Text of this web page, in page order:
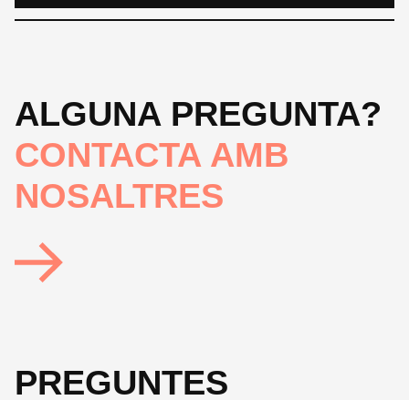
ALGUNA PREGUNTA?
CONTACTA AMB
NOSALTRES
PREGUNTES